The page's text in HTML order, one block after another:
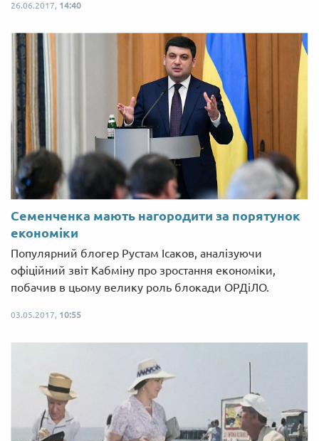
26.06.2017, 14:40
Семенченка мають нагородити за порятунок
економіки
Популярний блогер Рустам Ісаков, аналізуючи
офіційний звіт Кабміну про зростання економіки,
побачив в цьому велику роль блокади ОРДіЛО.
03.05.2017, 10:55